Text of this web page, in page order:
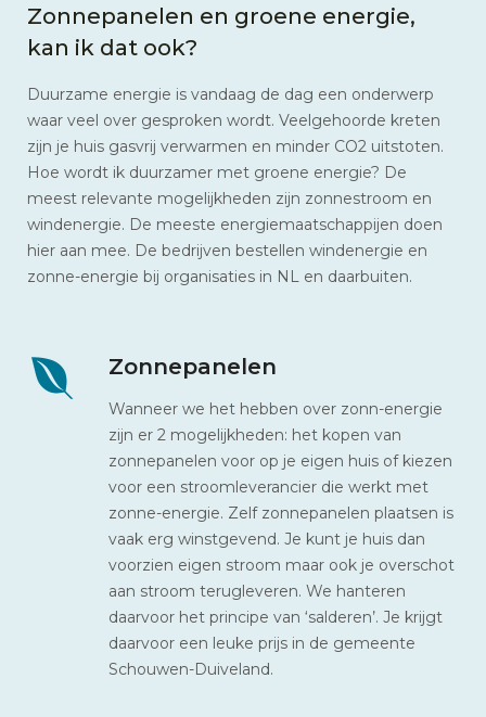
Zonnepanelen en groene energie,
kan ik dat ook?
Duurzame energie is vandaag de dag een onderwerp
waar veel over gesproken wordt. Veelgehoorde kreten
zijn je huis gasvrij verwarmen en minder CO2 uitstoten.
Hoe wordt ik duurzamer met groene energie? De
meest relevante mogelijkheden zijn zonnestroom en
windenergie. De meeste energiemaatschappijen doen
hier aan mee. De bedrijven bestellen windenergie en
zonne-energie bij organisaties in NL en daarbuiten.
Zonnepanelen
Wanneer we het hebben over zonn-energie
zijn er 2 mogelijkheden: het kopen van
zonnepanelen voor op je eigen huis of kiezen
voor een stroomleverancier die werkt met
zonne-energie. Zelf zonnepanelen plaatsen is
vaak erg winstgevend. Je kunt je huis dan
voorzien eigen stroom maar ook je overschot
aan stroom terugleveren. We hanteren
daarvoor het principe van ‘salderen’. Je krijgt
daarvoor een leuke prijs in de gemeente
Schouwen-Duiveland.